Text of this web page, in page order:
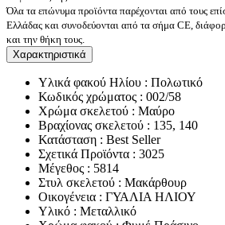
Όλα τα επώνυμα προϊόντα παρέχονται από τους
Ελλάδας και συνοδεύονται από τα σήμα CE,
και την θήκη τους.
Χαρακτηριστικά
Υλικά φακού Ηλίου : Πολωτικό
Κωδικός χρώματος : 002/58
Χρώμα σκελετού : Μαύρο
Βραχίονας σκελετού : 135, 140
Κατάσταση : Best Seller
Σχετικά Προϊόντα : 3025
Μέγεθος : 5814
Στυλ σκελετού : Μακάρθουρ
Οικογένεια : ΓΥΑΛΙΑ ΗΛΙΟΥ
Υλικό : Μεταλλικό